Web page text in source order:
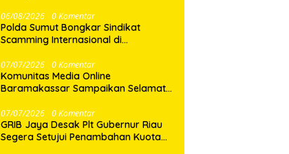
06/08/2026 0 Komentar
Polda Sumut Bongkar Sindikat
Scamming Internasional di
Rp6,7 Miliar
07/07/2026 0 Komentar
Komunitas Media Online
Baramakassar Sampaikan Selamat
Sulaiman atas Amanah Jabatan
Baru
07/07/2026 0 Komentar
GRIB Jaya Desak Plt Gubernur Riau
Segera Setujui Penambahan Kuota